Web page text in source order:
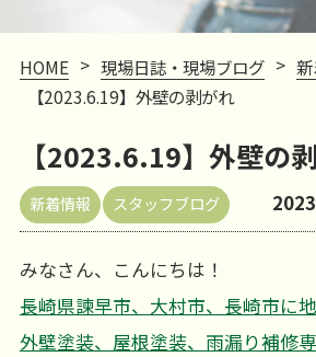
HOME > 現場日誌・現場ブログ >
【2023.6.19】外壁の剥がれ
【2023.6.19】外壁の
新着情報 スタッフブログ
みなさん、こんにちは！
長崎県諫早市、大村市、長崎市に
外壁塗装、屋根塗装、雨漏り補修